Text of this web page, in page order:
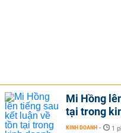
Mi Hồng
tại trong
KINH DOANH - 1